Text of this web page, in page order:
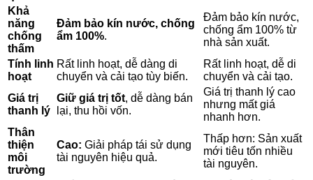
Khả
năng
chống
thấm
Đảm bảo kín nước, chống
ẩm 100%.
Đảm bảo kín nước,
chống ẩm 100% từ
nhà sản xuất.
Tính linh
hoạt
Rất linh hoạt, dễ dàng di
chuyển và cải tạo tùy biến.
Rất linh hoạt, dễ di
chuyển và cải tạo.
Giá trị
thanh lý
Giữ giá trị tốt, dễ dàng bán
lại, thu hồi vốn.
Giá trị thanh lý cao
nhưng mất giá
nhanh hơn.
Thân
thiện
môi
trường
Cao: Giải pháp tái sử dụng
tài nguyên hiệu quả.
Thấp hơn: Sản xuất
mới tiêu tốn nhiều
tài nguyên.